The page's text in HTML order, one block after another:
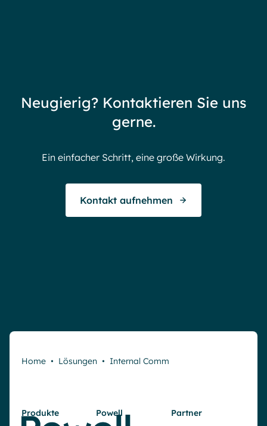
Neugierig? Kontaktieren Sie uns
gerne.
Ein einfacher Schritt, eine große Wirkung.
Kontakt aufnehmen
Home • Lösungen • Internal Comm
Produkte
Powell
Partner